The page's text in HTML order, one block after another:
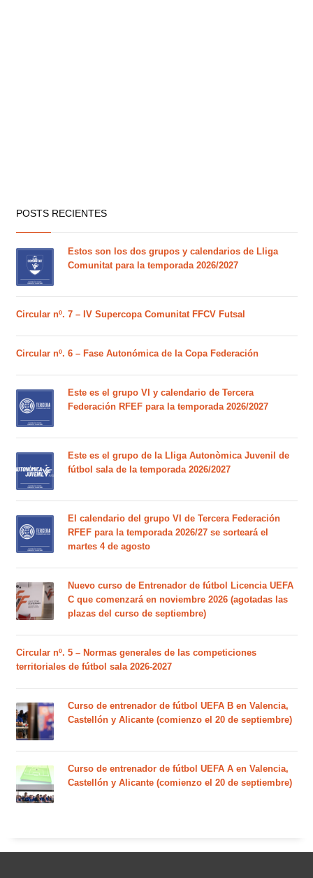
POSTS RECIENTES
Estos son los dos grupos y calendarios de Lliga
Comunitat para la temporada 2026/2027
Circular nº. 7 – IV Supercopa Comunitat FFCV Futsal
Circular nº. 6 – Fase Autonómica de la Copa Federación
Este es el grupo VI y calendario de Tercera
Federación RFEF para la temporada 2026/2027
Este es el grupo de la Lliga Autonòmica Juvenil de
fútbol sala de la temporada 2026/2027
El calendario del grupo VI de Tercera Federación
RFEF para la temporada 2026/27 se sorteará el
martes 4 de agosto
Nuevo curso de Entrenador de fútbol Licencia UEFA
C que comenzará en noviembre 2026 (agotadas las
plazas del curso de septiembre)
Circular nº. 5 – Normas generales de las competiciones
territoriales de fútbol sala 2026-2027
Curso de entrenador de fútbol UEFA B en Valencia,
Castellón y Alicante (comienzo el 20 de septiembre)
Curso de entrenador de fútbol UEFA A en Valencia,
Castellón y Alicante (comienzo el 20 de septiembre)